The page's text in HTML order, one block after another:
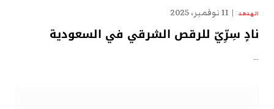
الهدهد 11 نوفمبر، 2025
نادٍ سِرِّيّ للرقص الشرقي في السعودية
…